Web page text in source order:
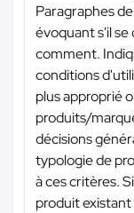
Paragraphes
évoquant s'il
comment.
conditions
plus approprié
produits/
décisions
typologie de
à ces critères.
produit existant